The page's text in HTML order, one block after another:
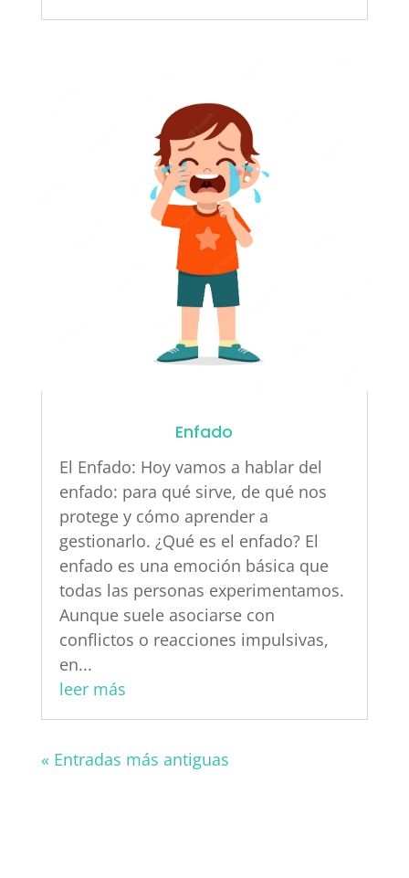
Enfado
El Enfado: Hoy vamos a hablar del
enfado: para qué sirve, de qué nos
protege y cómo aprender a
gestionarlo. ¿Qué es el enfado? El
enfado es una emoción básica que
todas las personas experimentamos.
Aunque suele asociarse con
conflictos o reacciones impulsivas,
en...
leer más
« Entradas más antiguas